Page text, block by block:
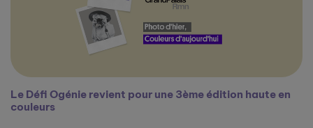
Le Défi Ogénie revient pour une 3ème édition haute en
couleurs